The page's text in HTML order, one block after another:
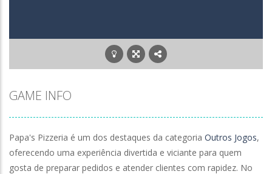
Poor Bunny-Poor Bunny é um dos destaques
GAME INFO
Papa's Pizzeria é um dos destaques da categoria Outros Jogos,
oferecendo uma experiência divertida e viciante para quem
gosta de preparar pedidos e atender clientes com rapidez. No